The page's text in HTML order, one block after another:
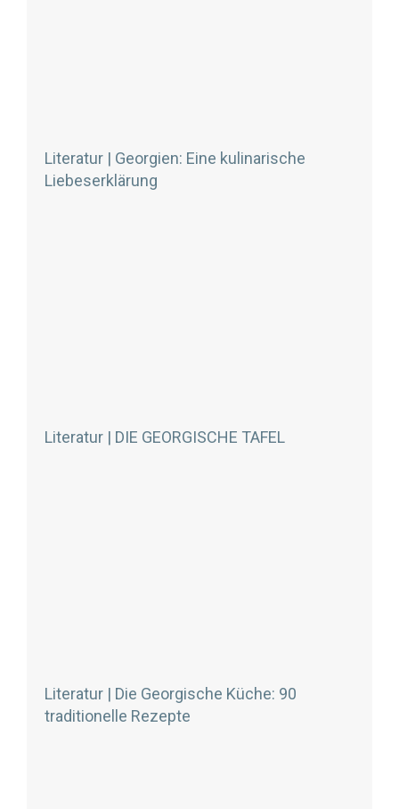
Literatur | Georgien: Eine kulinarische
Liebeserklärung
Literatur | DIE GEORGISCHE TAFEL
Literatur | Die Georgische Küche: 90
traditionelle Rezepte